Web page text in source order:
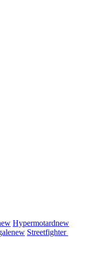
Hypermotardnew
new Streetfighter